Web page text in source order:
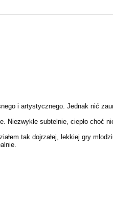
i artystycznego. Jednak nić
Niezwykle subtelnie, ciepło choć
tak dojrzałej, lekkiej gry